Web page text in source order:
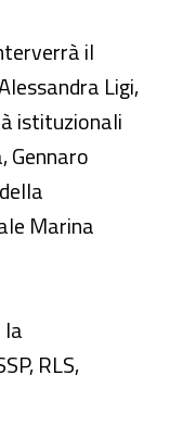
il
Ligi,
istituzionali
Gennaro
Marina
RLS,